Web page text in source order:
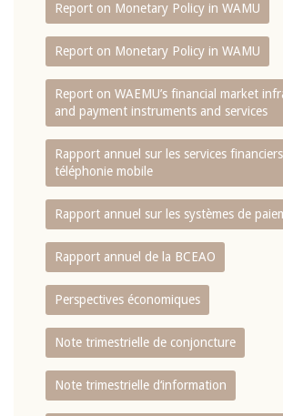
Report on Monetary Policy in WAMU
Report on Monetary Policy in WAMU
Report on WAEMU’s financial market
and payment instruments and services
Rapport annuel sur les services
téléphonie mobile
Rapport annuel sur les systèmes de
Rapport annuel de la BCEAO
Perspectives économiques
Note trimestrielle de conjoncture
Note trimestrielle d‘information